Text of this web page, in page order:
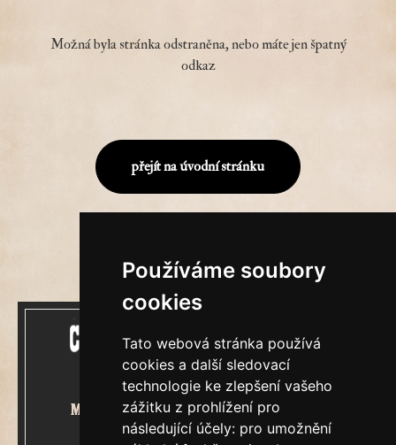
Používáme soubory
cookies
Tato webová stránka používá
cookies a další sledovací
technologie ke zlepšení vašeho
zážitku z prohlížení pro
následující účely: pro umožnění
Možná byla stránka odstraněna, nebo máte jen špatný
odkaz
přejít na úvodní stránku
Mecenášem Cimrmanova Zpravodaje
je společnost